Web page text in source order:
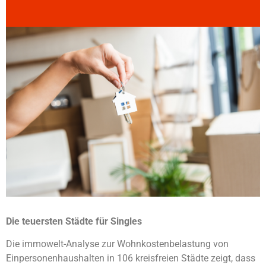
Die teuersten Städte für Singles
Die immowelt-Analyse zur Wohnkostenbelastung von
Einpersonenhaushalten in 106 kreisfreien Städte zeigt, dass